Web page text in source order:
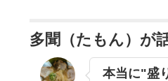
多聞（たもん）が
本当に"盛